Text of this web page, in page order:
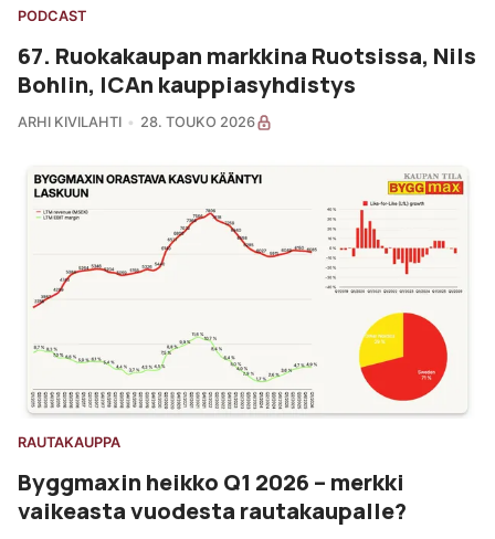
PODCAST
67. Ruokakaupan markkina Ruotsissa, Nils
Bohlin, ICAn kauppiasyhdistys
ARHI KIVILAHTI 28. TOUKO 2026
RAUTAKAUPPA
Byggmaxin heikko Q1 2026 – merkki
vaikeasta vuodesta rautakaupalle?